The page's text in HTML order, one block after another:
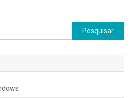
Pesquisar
por: